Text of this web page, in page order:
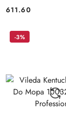
Cena:
611.60
-3%